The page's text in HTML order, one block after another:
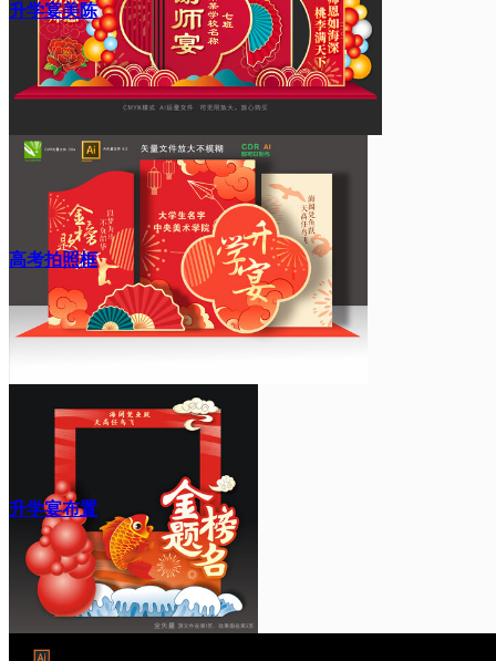
升学宴美陈
高考拍照框
升学宴布置